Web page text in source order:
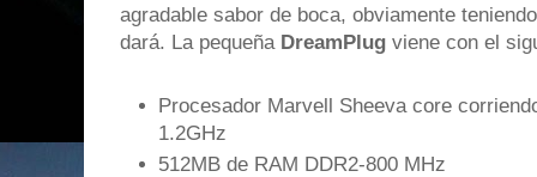
agradable sabor de boca, obviamente
dará. La pequeña DreamPlug viene con el
Procesador Marvell Sheeva core
1.2GHz
512MB de RAM DDR2-800 MHz